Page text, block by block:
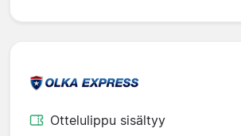
Ottelulippu sisältyy